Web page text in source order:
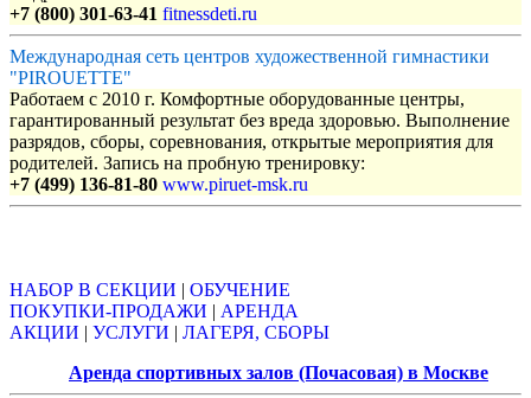
+7 (800) 301-63-41 fitnessdeti.ru
Международная сеть центров художественной гимнастики
"PIROUETTE"
Работаем с 2010 г. Комфортные оборудованные центры,
гарантированный результат без вреда здоровью. Выполнение
разрядов, сборы, соревнования, открытые мероприятия для
родителей. Запись на пробную тренировку:
+7 (499) 136-81-80 www.piruet-msk.ru
НАБОР В СЕКЦИИ | ОБУЧЕНИЕ
ПОКУПКИ-ПРОДАЖИ | АРЕНДА
АКЦИИ | УСЛУГИ | ЛАГЕРЯ, СБОРЫ
Аренда спортивных залов (Почасовая) в Москве